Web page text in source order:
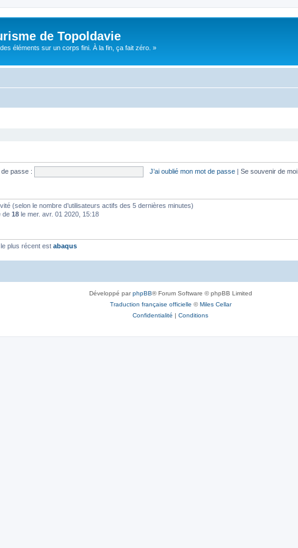
de Topoldavie
éléments sur un corps fini. À la fin, ça fait zéro. »
de passe : J’ai oublié mon mot de passe | Se souvenir de moi
(selon le nombre d’utilisateurs actifs des 5 dernières minutes)
de 18 le mer. avr. 01 2020, 15:18
plus récent est abaqus
Développé parphpBB® Forum Software © phpBB Limited
Traduction française officielle ©Miles Cellar
Confidentialité | Conditions